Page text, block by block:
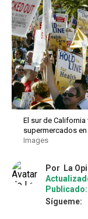
El sur de
supermercados en
Images
Por
La
Publicado:
Sígueme: